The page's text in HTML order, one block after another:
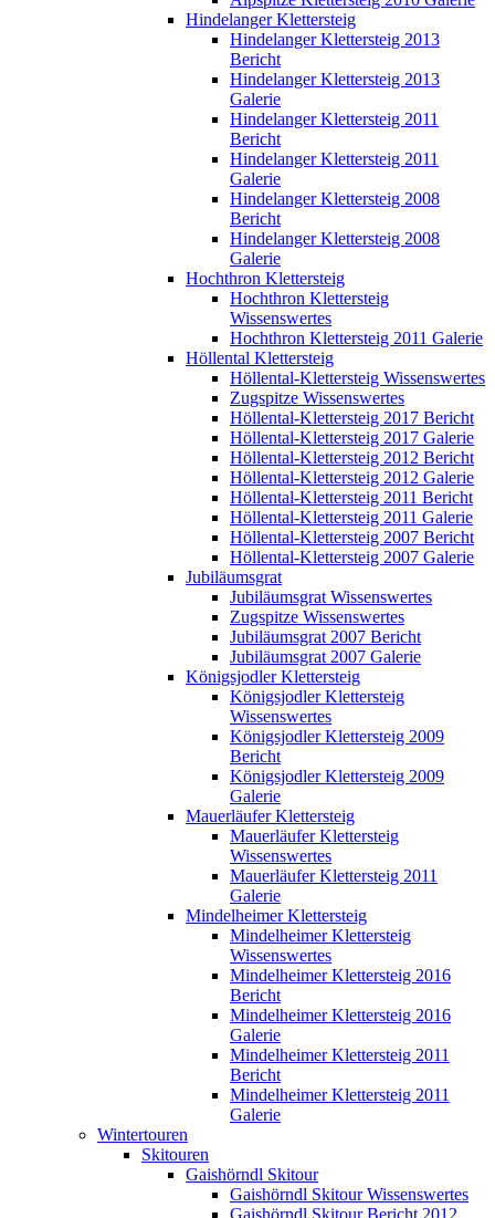
Hindelanger Klettersteig
Hindelanger Klettersteig 2013
Bericht
Hindelanger Klettersteig 2013
Galerie
Hindelanger Klettersteig 2011
Bericht
Hindelanger Klettersteig 2011
Galerie
Hindelanger Klettersteig 2008
Bericht
Hindelanger Klettersteig 2008
Galerie
Hochthron Klettersteig
Hochthron Klettersteig
Wissenswertes
Hochthron Klettersteig 2011 Galerie
Höllental Klettersteig
Höllental-Klettersteig Wissenswertes
Zugspitze Wissenswertes
Höllental-Klettersteig 2017 Bericht
Höllental-Klettersteig 2017 Galerie
Höllental-Klettersteig 2012 Bericht
Höllental-Klettersteig 2012 Galerie
Höllental-Klettersteig 2011 Bericht
Höllental-Klettersteig 2011 Galerie
Höllental-Klettersteig 2007 Bericht
Höllental-Klettersteig 2007 Galerie
Jubiläumsgrat
Jubiläumsgrat Wissenswertes
Zugspitze Wissenswertes
Jubiläumsgrat 2007 Bericht
Jubiläumsgrat 2007 Galerie
Königsjodler Klettersteig
Königsjodler Klettersteig
Wissenswertes
Königsjodler Klettersteig 2009
Bericht
Königsjodler Klettersteig 2009
Galerie
Mauerläufer Klettersteig
Mauerläufer Klettersteig
Wissenswertes
Mauerläufer Klettersteig 2011
Galerie
Mindelheimer Klettersteig
Mindelheimer Klettersteig
Wissenswertes
Mindelheimer Klettersteig 2016
Bericht
Mindelheimer Klettersteig 2016
Galerie
Mindelheimer Klettersteig 2011
Bericht
Mindelheimer Klettersteig 2011
Galerie
Wintertouren
Skitouren
Gaishörndl Skitour
Gaishörndl Skitour Wissenswertes
Gaishörndl Skitour Bericht 2012